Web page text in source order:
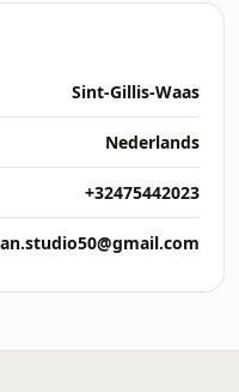
Sint-Gillis-Waas
Nederlands
+32475442023